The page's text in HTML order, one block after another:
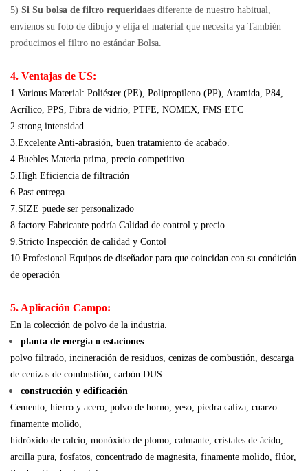
5) Si Su bolsa de filtro requeridaes diferente de nuestro habitual,
envíenos su foto de dibujo y elija el material que necesita ya También
producimos el filtro no estándar Bolsa.
4. Ventajas de US:
1.Various Material: Poliéster (PE), Polipropileno (PP), Aramida, P84,
Acrílico, PPS, Fibra de vidrio, PTFE, NOMEX, FMS ETC
2.strong intensidad
3.Excelente Anti-abrasión, buen tratamiento de acabado.
4.Buebles Materia prima, precio competitivo
5.High Eficiencia de filtración
6.Past entrega
7.SIZE puede ser personalizado
8.factory Fabricante podría Calidad de control y precio.
9.Stricto Inspección de calidad y Contol
10.Profesional Equipos de diseñador para que coincidan con su condición
de operación
5. Aplicación Campo:
En la colección de polvo de la industria.
planta de energía o estaciones
polvo filtrado, incineración de residuos, cenizas de combustión, descarga
de cenizas de combustión, carbón DUS
construcción y edificación
Cemento, hierro y acero, polvo de horno, yeso, piedra caliza, cuarzo
finamente molido,
hidróxido de calcio, monóxido de plomo, calmante, cristales de ácido,
arcilla pura, fosfatos, concentrado de magnesita, finamente molido, flúor,